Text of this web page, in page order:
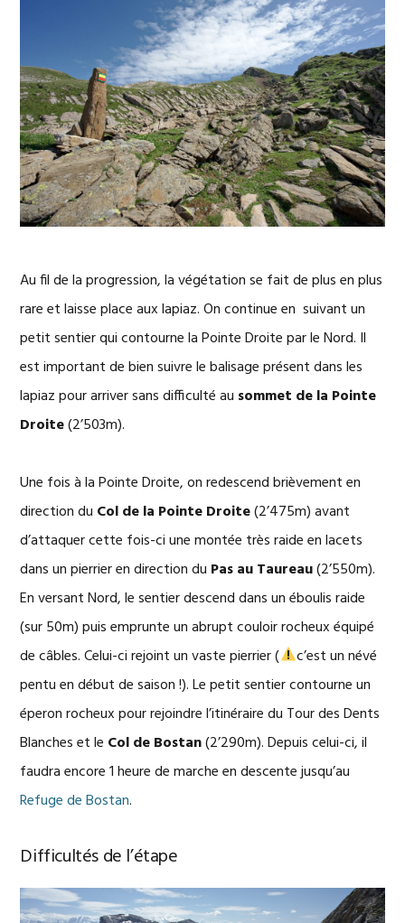
Au fil de la progression, la végétation se fait de plus en plus
rare et laisse place aux lapiaz. On continue en suivant un
petit sentier qui contourne la Pointe Droite par le Nord. Il
est important de bien suivre le balisage présent dans les
lapiaz pour arriver sans difficulté au sommet de la Pointe
Droite(2’503m).
Une fois à la Pointe Droite, on redescend brièvement en
direction du Col de la Pointe Droite(2’475m) avant
d’attaquer cette fois-ci une montée très raide en lacets
dans un pierrier en direction du Pas au Taureau(2’550m).
En versant Nord, le sentier descend dans un éboulis raide
(sur 50m) puis emprunte un abrupt couloir rocheux équipé
de câbles. Celui-ci rejoint un vaste pierrier (
c’est un névé
pentu en début de saison !). Le petit sentier contourne un
éperon rocheux pour rejoindre l’itinéraire du Tour des Dents
Blanches et le Col de Bostan(2’290m). Depuis celui-ci, il
faudra encore 1 heure de marche en descente jusqu’au
Refuge de Bostan.
Difficultés de l’étape